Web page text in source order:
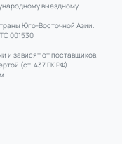
выездному
Юго-Восточной Азии.
001530
и зависят от поставщиков.
(ст. 437 ГК РФ).